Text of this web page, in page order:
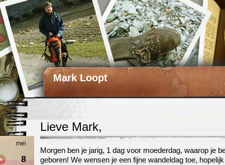
Mark Loopt
Lieve Mark,
mei
8
Morgen ben je jarig, 1 dag voor moederdag, waarop je
geboren! We wensen je een fijne wandeldag toe,